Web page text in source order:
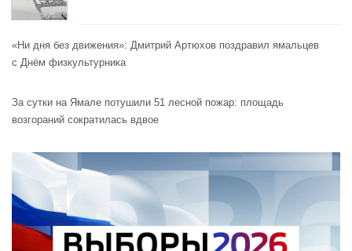
«Ни дня без движения»: Дмитрий Артюхов поздравил ямальцев
с Днём физкультурника
За сутки на Ямале потушили 51 лесной пожар: площадь
возгораний сократилась вдвое